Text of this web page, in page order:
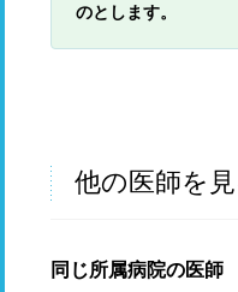
のとします。
他の医師を見
同じ所属病院の医師